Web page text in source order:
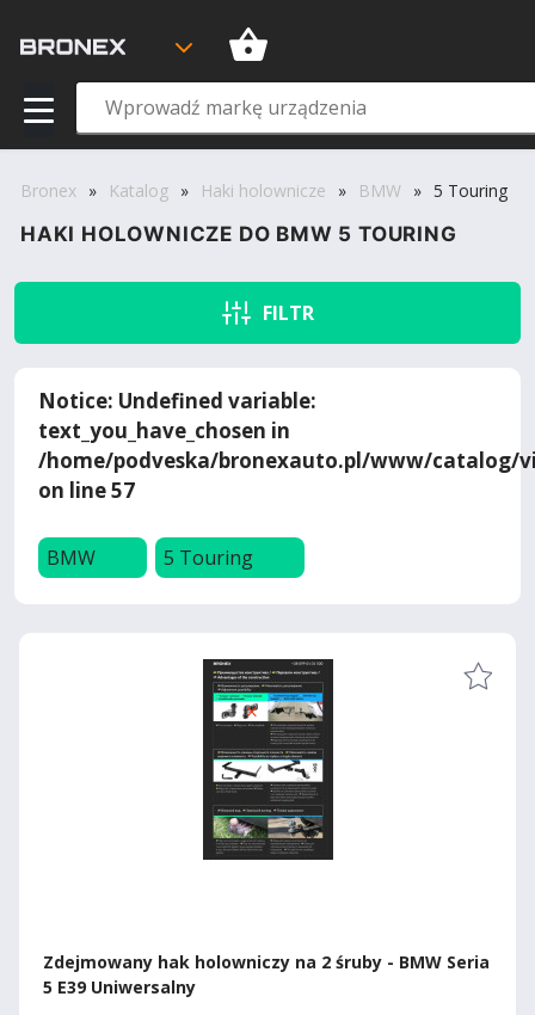
Bronex » Katalog » Haki holownicze » BMW » 5 Touring
HAKI HOLOWNICZE DO BMW 5 TOURING
FILTR
Notice: Undefined variable:
text_you_have_chosen in
/home/podveska/bronexauto.pl/www/catalog/
on line57
BMW 5 Touring
Zdejmowany hak holowniczy na 2 śruby - BMW Seria
5 E39 Uniwersalny